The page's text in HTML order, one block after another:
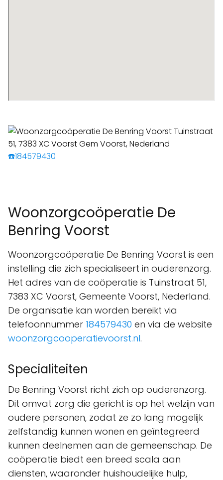
☎️184579430
Woonzorgcoöperatie De
Benring Voorst
Woonzorgcoöperatie De Benring Voorst is een
instelling die zich specialiseert in ouderenzorg.
Het adres van de coöperatie is Tuinstraat 51,
7383 XC Voorst, Gemeente Voorst, Nederland.
De organisatie kan worden bereikt via
telefoonnummer 184579430 en via de website
woonzorgcooperatievoorst.nl.
Specialiteiten
De Benring Voorst richt zich op ouderenzorg.
Dit omvat zorg die gericht is op het welzijn van
oudere personen, zodat ze zo lang mogelijk
zelfstandig kunnen wonen en geïntegreerd
kunnen deelnemen aan de gemeenschap. De
coöperatie biedt een breed scala aan
diensten, waaronder huishoudelijke hulp,